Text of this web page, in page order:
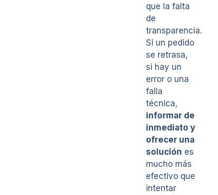
que la falta
de
transparencia.
Si un pedido
se retrasa,
si hay un
error o una
falla
técnica,
informar de
inmediato y
ofrecer una
solución es
mucho más
efectivo que
intentar